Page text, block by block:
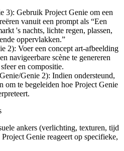
3): Gebruik Project Genie om een
vanuit een prompt als “Een
's nachts, lichte regen, plassen,
oppervlakken.”
2): Voer een concept art-afbeelding
navigeerbare scène te genereren
en compositie.
Genie 2): Indien ondersteund,
om te begeleiden hoe Project Genie
ankers (verlichting, texturen, tijd
Genie reageert op specifieke,